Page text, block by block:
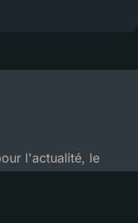
l'actualité, le